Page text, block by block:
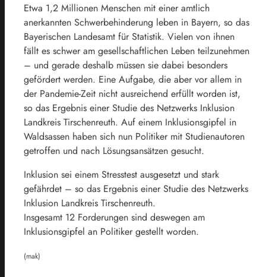
Etwa 1,2 Millionen Menschen mit einer amtlich
anerkannten Schwerbehinderung leben in Bayern, so das
Bayerischen Landesamt für Statistik. Vielen von ihnen
fällt es schwer am gesellschaftlichen Leben teilzunehmen
– und gerade deshalb müssen sie dabei besonders
gefördert werden. Eine Aufgabe, die aber vor allem in
der Pandemie-Zeit nicht ausreichend erfüllt worden ist,
so das Ergebnis einer Studie des Netzwerks Inklusion
Landkreis Tirschenreuth. Auf einem Inklusionsgipfel in
Waldsassen haben sich nun Politiker mit Studienautoren
getroffen und nach Lösungsansätzen gesucht.
Inklusion sei einem Stresstest ausgesetzt und stark
gefährdet – so das Ergebnis einer Studie des Netzwerks
Inklusion Landkreis Tirschenreuth.
Insgesamt 12 Forderungen sind deswegen am
Inklusionsgipfel an Politiker gestellt worden.
(mak)